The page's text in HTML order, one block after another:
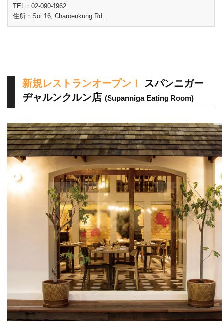
TEL：02-090-1962
住所：Soi 16, Charoenkung Rd.
新規レストランオープン！
スパンニガー
ヂャルンクルン店 (Supanniga Eating Room)